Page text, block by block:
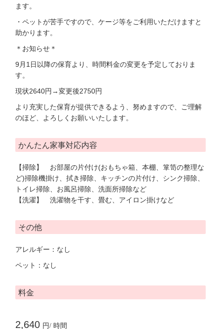
ます。
・ペットが苦手ですので、ケージ等をご利用いただけますと
助かります。
＊お知らせ＊
9月1日以降の保育より、時間料金の変更を予定しておりま
す。
現状2640円→変更後2750円
より充実した保育が提供できるよう、努めますので、ご理解
のほど、よろしくお願いいたします。
かんたん家事対応内容
【掃除】 お部屋の片付け(おもちゃ箱、本棚、箪笥の整理な
ど)掃除機掛け、拭き掃除、キッチンの片付け、シンク掃除、
トイレ掃除、お風呂掃除、洗面所掃除など
【洗濯】 洗濯物を干す、畳む、アイロン掛けなど
その他
アレルギー：なし
ペット：なし
料金
2,640 円/ 時間